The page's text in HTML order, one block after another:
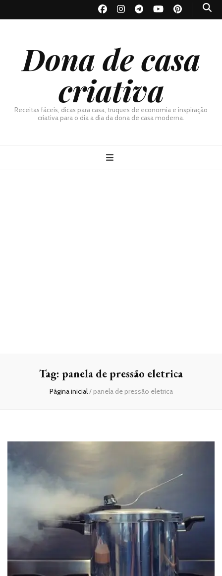
Dona de casa
criativa
Receitas fáceis, dicas para casa, truques de economia e inspiração
criativa para o dia a dia da dona de casa moderna.
Tag: panela de pressão eletrica
Página inicial/ panela de pressão eletrica